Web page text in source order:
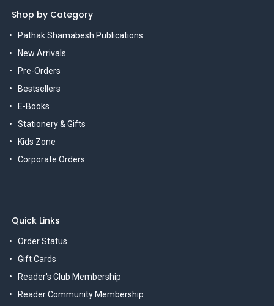
Shop by Category
Pathak Shamabesh Publications
New Arrivals
Pre-Orders
Bestsellers
E-Books
Stationery & Gifts
Kids Zone
Corporate Orders
Quick Links
Order Status
Gift Cards
Reader's Club Membership
Reader Community Membership